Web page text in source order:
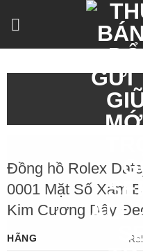
Đồng hồ Rolex
0001 Mặt Số Xám
Kim Cương Dây
HÃNG